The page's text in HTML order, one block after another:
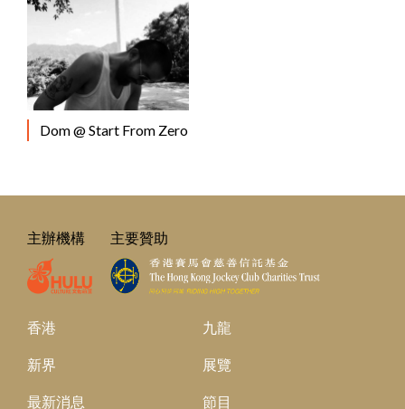
Dom @ Start From Zero
主辦機構 主要贊助
香港 九龍
新界 展覽
最新消息 節目